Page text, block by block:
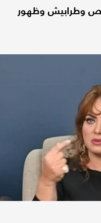
وطرابيش وظهور